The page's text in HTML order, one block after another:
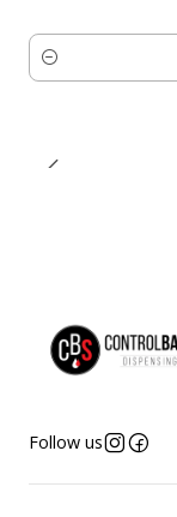
Quantity
Follow us